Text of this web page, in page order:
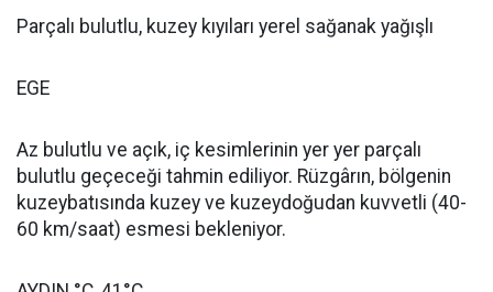
Parçalı bulutlu, kuzey kıyıları yerel sağanak yağışlı
EGE
Az bulutlu ve açık, iç kesimlerinin yer yer parçalı
bulutlu geçeceği tahmin ediliyor. Rüzgârın, bölgenin
kuzeybatısında kuzey ve kuzeydoğudan kuvvetli (40-
60 km/saat) esmesi bekleniyor.